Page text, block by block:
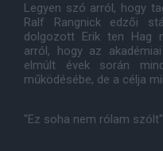
Legyen szó arról, hogy
Ralf Rangnick edzői
dolgozott Erik ten Hag
arról, hogy az
elmúlt évek során
működésébe, de a célja
"Ez soha nem rólam